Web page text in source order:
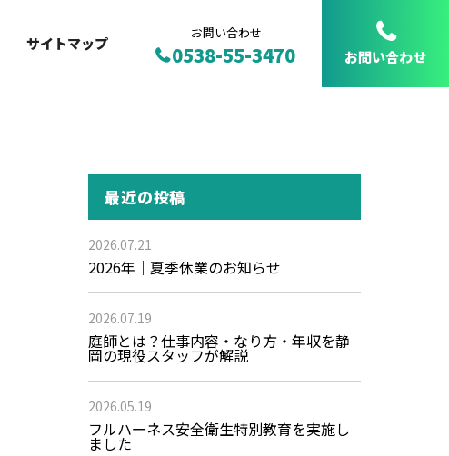
サイトマップ
お問い合わせ
0538-55-3470 お問い合わせ
最近の投稿
2026.07.21
2026年｜夏季休業のお知らせ
2026.07.19
庭師とは？仕事内容・なり方・年収を静
岡の現役スタッフが解説
2026.05.19
フルハーネス安全衛生特別教育を実施し
ました